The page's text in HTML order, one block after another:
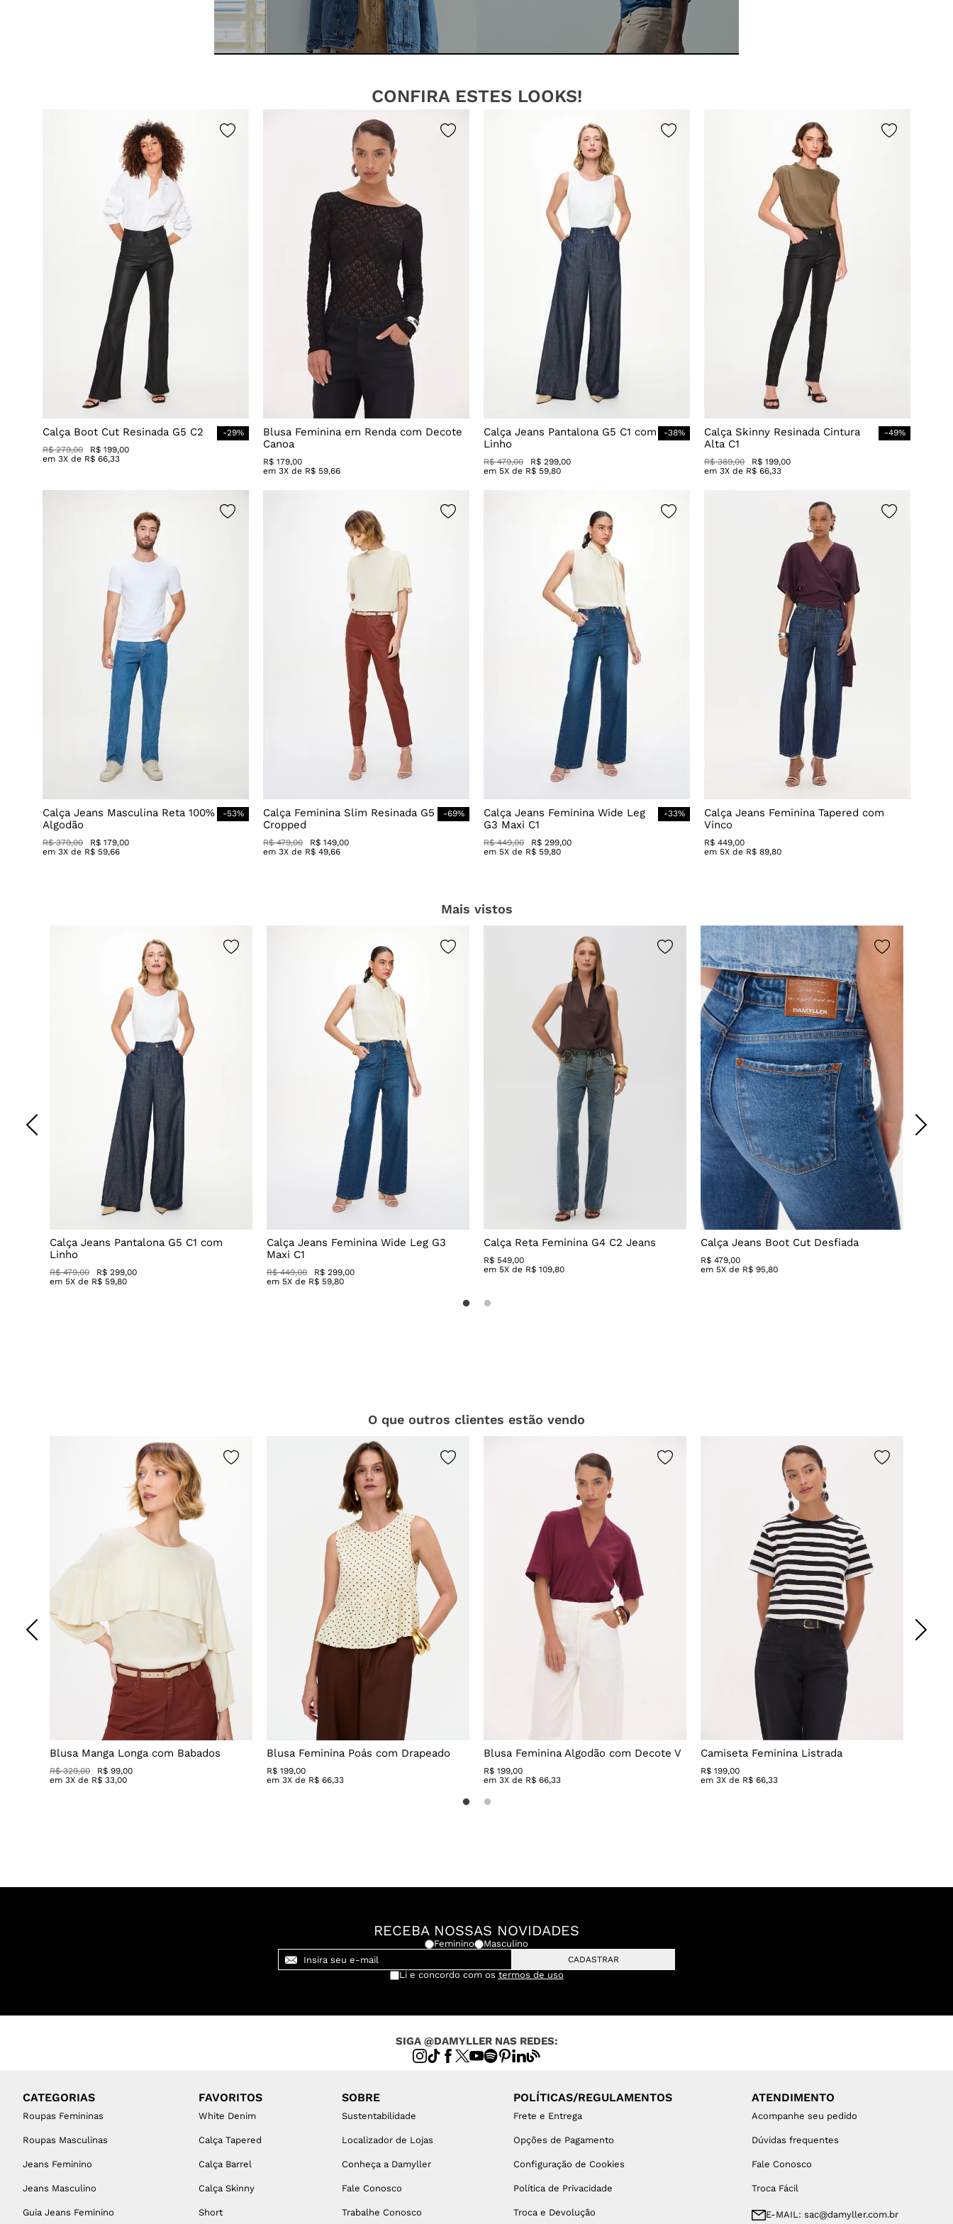
CONFIRA ESTES LOOKS!
Calça Boot Cut Resinada G5 C2 -29%
R$ 279,00 R$ 199,00
em 3X de R$ 66,33
Blusa Feminina em Renda com Decote
Canoa
R$ 179,00
em 3X de R$ 59,66
Calça Jeans Pantalona G5 C1 com
Linho
-38%
R$ 479,00 R$ 299,00
em 5X de R$ 59,80
Calça Skinny Resinada Cintura
Alta C1
-49%
R$ 389,00 R$ 199,00
em 3X de R$ 66,33
Calça Jeans Masculina Reta 100%
Algodão
-53%
R$ 379,00 R$ 179,00
em 3X de R$ 59,66
Calça Feminina Slim Resinada G5
Cropped
-69%
R$ 479,00 R$ 149,00
em 3X de R$ 49,66
Calça Jeans Feminina Wide Leg
G3 Maxi C1
-33%
R$ 449,00 R$ 299,00
em 5X de R$ 59,80
Calça Jeans Feminina Tapered com
Vinco
R$ 449,00
em 5X de R$ 89,80
Mais vistos
Calça Jeans Pantalona G5 C1 com
Linho
R$ 479,00
R$ 299,00
em 5X de R$ 59,80
Calça Jeans Feminina Wide Leg G3
Maxi C1
R$ 449,00
R$ 299,00
em 5X de R$ 59,80
Calça Reta Feminina G4 C2 Jeans
R$ 549,00
em 5X de R$ 109,80
Calça Jeans Boot Cut Desfiada
R$ 479,00
em 5X de R$ 95,80
O que outros clientes estão vendo
Blusa Manga Longa com Babados
R$ 329,00
R$ 99,00
em 3X de R$ 33,00
Blusa Feminina Poás com Drapeado
R$ 199,00
em 3X de R$ 66,33
Blusa Feminina Algodão com Decote V
R$ 199,00
em 3X de R$ 66,33
Camiseta Feminina Listrada
R$ 199,00
em 3X de R$ 66,33
RECEBA NOSSAS NOVIDADES
Feminino Masculino
CADASTRAR
Li e concordo com os termos de uso
SIGA @DAMYLLER NAS REDES:
CATEGORIAS
Roupas Femininas
Roupas Masculinas
Jeans Feminino
Jeans Masculino
Guia Jeans Feminino
FAVORITOS
White Denim
Calça Tapered
Calça Barrel
Calça Skinny
Short
SOBRE
Sustentabilidade
Localizador de Lojas
Conheça a Damyller
Fale Conosco
Trabalhe Conosco
POLÍTICAS/REGULAMENTOS
Frete e Entrega
Opções de Pagamento
Configuração de Cookies
Política de Privacidade
Troca e Devolução
ATENDIMENTO
Acompanhe seu pedido
Dúvidas frequentes
Fale Conosco
Troca Fácil
E-MAIL: sac@damyller.com.br